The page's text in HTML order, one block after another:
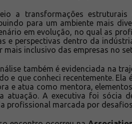
a transformações
para um ambiente mais
em evolução, no qual as
e perspectivas dentro da
mais inclusivo das empresas no
também é evidenciada na
e que conheci recentemente.
e atua como mentora,
atuação. A executiva foi sócia
profissional marcada por